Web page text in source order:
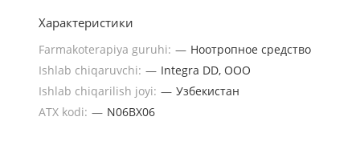
Характеристики
Farmakoterapiya guruhi: — Ноотропное средство
Ishlab chiqaruvchi: — Integra DD, OOO
Ishlab chiqarilish joyi: — Узбекистан
ATX kodi: — N06BX06